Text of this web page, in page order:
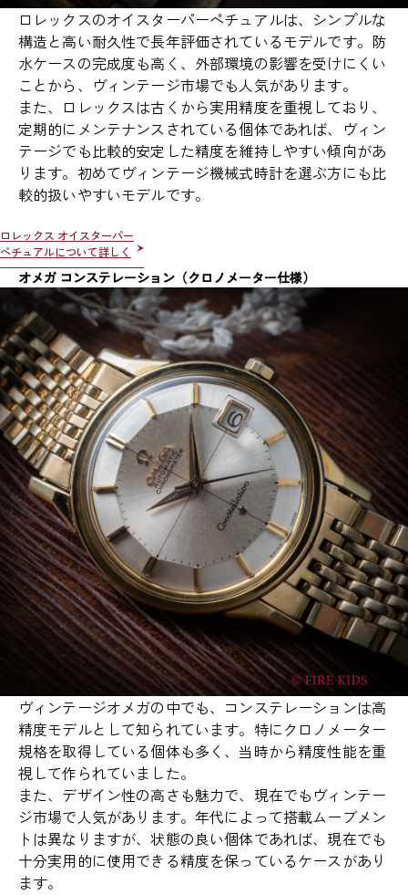
ロレックスのオイスターパーペチュアルは、シンプルな
構造と高い耐久性で長年評価されているモデルです。防
水ケースの完成度も高く、外部環境の影響を受けにくい
ことから、ヴィンテージ市場でも人気があります。
また、ロレックスは古くから実用精度を重視しており、
定期的にメンテナンスされている個体であれば、ヴィン
テージでも比較的安定した精度を維持しやすい傾向があ
ります。初めてヴィンテージ機械式時計を選ぶ方にも比
較的扱いやすいモデルです。
ロレックス オイスターパー
ペチュアルについて詳しく
オメガ コンステレーション（クロノメーター仕様）
ヴィンテージオメガの中でも、コンステレーションは高
精度モデルとして知られています。特にクロノメーター
規格を取得している個体も多く、当時から精度性能を重
視して作られていました。
また、デザイン性の高さも魅力で、現在でもヴィンテー
ジ市場で人気があります。年代によって搭載ムーブメン
トは異なりますが、状態の良い個体であれば、現在でも
十分実用的に使用できる精度を保っているケースがあり
ます。